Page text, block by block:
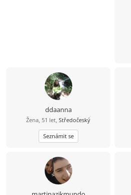
ddaanna
Žena, 51 let, Středočeský
Seznámit se